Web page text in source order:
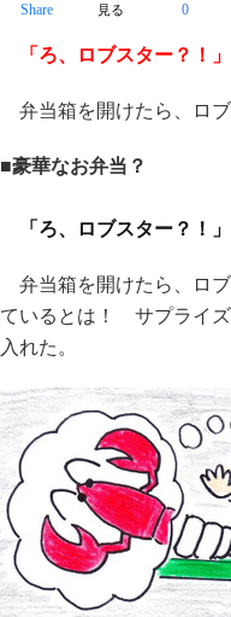
Share 見る 0
「ろ、ロブスター？！」
弁当箱を開けたら、ロ
■豪華なお弁当？
「ろ、ロブスター？！」
弁当箱を開けたら、ロ
ているとは！ サプライズ
入れた。